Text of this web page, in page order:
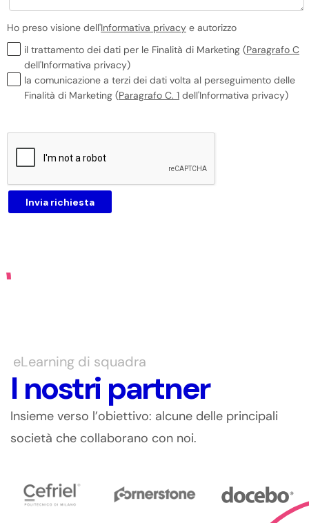
Ho preso visione dell'Informativa privacy e autorizzo
il trattamento dei dati per le Finalità di Marketing (Paragrafo C
dell'Informativa privacy)
la comunicazione a terzi dei dati volta al perseguimento delle
Finalità di Marketing (Paragrafo C. 1 dell'Informativa privacy)
Invia richiesta
eLearning di squadra
I nostri partner
Insieme verso l’obiettivo: alcune delle principali
società che collaborano con noi.